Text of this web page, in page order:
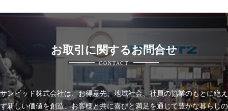
お取引に関するお問合せ
CONTACT
サンビッド株式会社は、お得意先、地域社会、社員の協業のもとに絶え
ず新しい価値を創造、お客様と共に喜びと満足を通じて豊かな暮らしの